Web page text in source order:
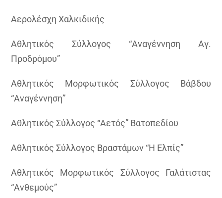
Αερολέσχη Χαλκιδικής
Αθλητικός Σύλλογος “Αναγέννηση Αγ.
Προδρόμου”
Αθλητικός Μορφωτικός Σύλλογος Βάβδου
“Αναγέννηση”
Αθλητικός Σύλλογος “Αετός” Βατοπεδίου
Αθλητικός Σύλλογος Βραστάμων “Η Ελπίς”
Αθλητικός Μορφωτικός Σύλλογος Γαλάτιστας
“Ανθεμούς”